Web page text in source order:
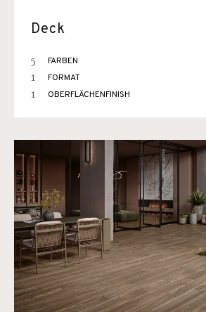
Deck
5 FARBEN
1 FORMAT
1 OBERFLÄCHENFINISH